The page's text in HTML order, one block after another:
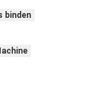
binden